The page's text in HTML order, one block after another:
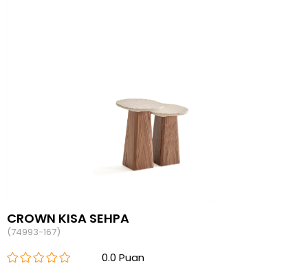
CROWN KISA SEHPA
(74993-167)
0.0